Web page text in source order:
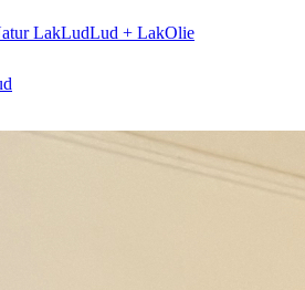
LakLudLud + LakOlie